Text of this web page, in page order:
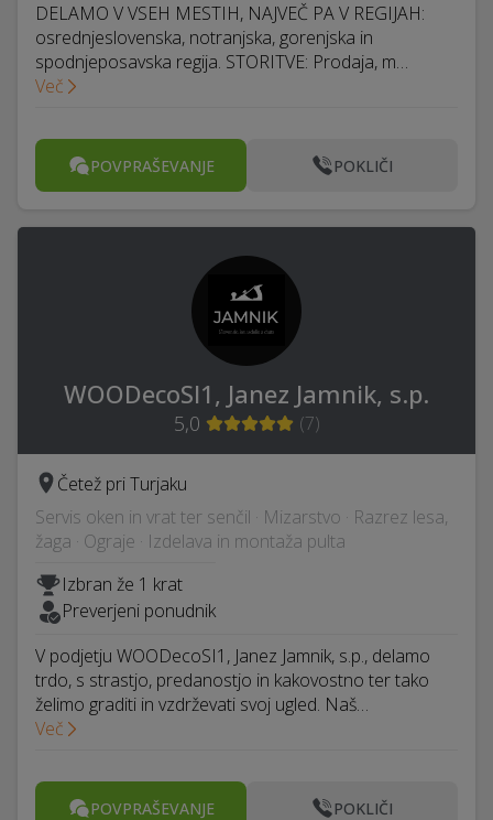
DELAMO V VSEH MESTIH, NAJVEČ PA V REGIJAH:
osrednjeslovenska, notranjska, gorenjska in
spodnjeposavska regija. STORITVE: Prodaja, m…
Več
POVPRAŠEVANJE POKLIČI
WOODecoSI1, Janez Jamnik, s.p.
5,0 (7)
Četež pri Turjaku
Servis oken in vrat ter senčil · Mizarstvo · Razrez lesa,
žaga · Ograje · Izdelava in montaža pulta
Izbran že 1 krat
Preverjeni ponudnik
V podjetju WOODecoSI1, Janez Jamnik, s.p., delamo
trdo, s strastjo, predanostjo in kakovostno ter tako
želimo graditi in vzdrževati svoj ​​ugled. Naš…
Več
POVPRAŠEVANJE POKLIČI